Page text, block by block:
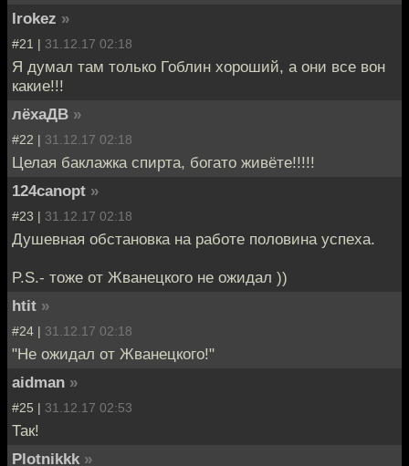
Irokez »
#21 | 31.12.17 02:18
Я думал там только Гоблин хороший, а они все вон
какие!!!
лёхаДВ »
#22 | 31.12.17 02:18
Целая баклажка спирта, богато живёте!!!!!
124canopt »
#23 | 31.12.17 02:18
Душевная обстановка на работе половина успеха.
P.S.- тоже от Жванецкого не ожидал ))
htit »
#24 | 31.12.17 02:18
"Не ожидал от Жванецкого!"
aidman »
#25 | 31.12.17 02:53
Так!
Plotnikkk »